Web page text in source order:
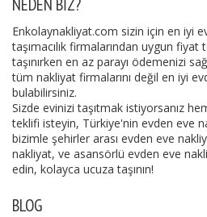
NEDEN BIZ?
Enkolaynakliyat.com sizin için en iyi
taşımacılık firmalarından uygun
taşınırken en az parayı ödemenizi
tüm nakliyat firmalarını değil en iyi
bulabilirsiniz.
Sizde evinizi taşıtmak istiyorsanız
teklifi isteyin, Türkiye'nin evden eve
bizimle şehirler arası evden eve
nakliyat, ve asansörlü evden eve
edin, kolayca ucuza taşının!
BLOG